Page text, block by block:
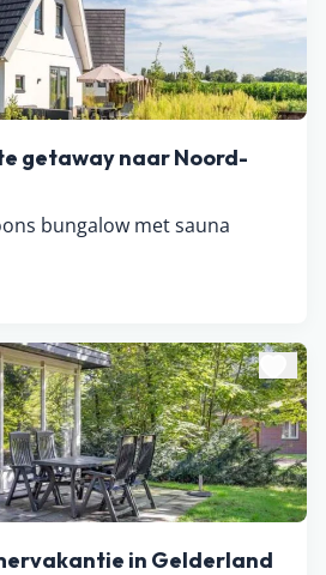
getaway naar Noord-
bungalow met sauna
in Gelderland